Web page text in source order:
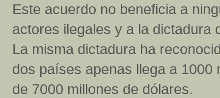
Este acuerdo no beneficia a
actores ilegales y a la
La misma dictadura ha
dos países apenas llega a 1000
de 7000 millones de dólares.